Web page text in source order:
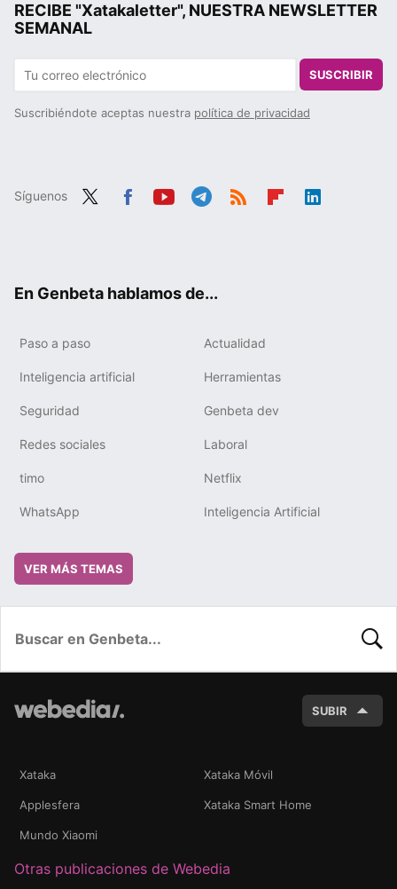
RECIBE "Xatakaletter", NUESTRA NEWSLETTER
SEMANAL
SUSCRIBIR
Suscribiéndote aceptas nuestra política de privacidad
Síguenos
En Genbeta hablamos de...
Paso a paso Actualidad
Inteligencia artificial Herramientas
Seguridad Genbeta dev
Redes sociales Laboral
timo Netflix
WhatsApp Inteligencia Artificial
VER MÁS TEMAS
SUBIR
Xataka Xataka Móvil
Applesfera Xataka Smart Home
Mundo Xiaomi
Otras publicaciones de Webedia